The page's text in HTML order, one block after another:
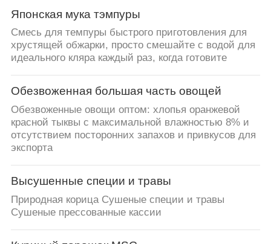
Японская мука тэмпуры
​Смесь для темпуры быстрого приготовления для
хрустящей обжарки, просто смешайте с водой для
идеального кляра каждый раз, когда готовите
Обезвоженная большая часть овощей
Обезвоженные овощи оптом: хлопья оранжевой
красной тыквы с максимальной влажностью 8% и
отсутствием посторонних запахов и привкусов для
экспорта
Высушенные специи и травы
Природная корица Сушеные специи и травы
Сушеные прессованные кассии